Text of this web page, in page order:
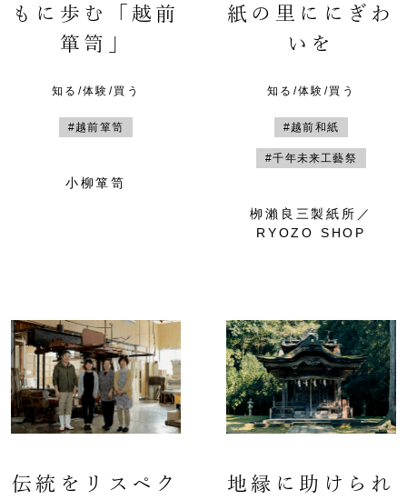
もに歩む「越前
箪笥」
知る/体験/買う
#越前箪笥
小柳箪笥
紙の里ににぎわ
いを
知る/体験/買う
#越前和紙
#千年未来工藝祭
栁瀨良三製紙所／
RYOZO SHOP
伝統をリスペク
地縁に助けられ